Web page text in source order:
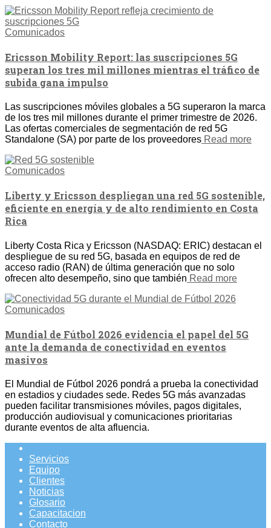
Comunicados
Ericsson Mobility Report: las suscripciones 5G
superan los tres mil millones mientras el tráfico de
subida gana impulso
Las suscripciones móviles globales a 5G superaron la marca
de los tres mil millones durante el primer trimestre de 2026.
Las ofertas comerciales de segmentación de red 5G
Standalone (SA) por parte de los proveedores Read more
Comunicados
Liberty y Ericsson despliegan una red 5G sostenible,
eficiente en energía y de alto rendimiento en Costa
Rica
Liberty Costa Rica y Ericsson (NASDAQ: ERIC) destacan el
despliegue de su red 5G, basada en equipos de red de
acceso radio (RAN) de última generación que no solo
ofrecen alto desempeño, sino que también Read more
Comunicados
Mundial de Fútbol 2026 evidencia el papel del 5G
ante la demanda de conectividad en eventos
masivos
El Mundial de Fútbol 2026 pondrá a prueba la conectividad
en estadios y ciudades sede. Redes 5G más avanzadas
pueden facilitar transmisiones móviles, pagos digitales,
producción audiovisual y comunicaciones prioritarias
durante eventos de alta afluencia.
Servicios
Equipo
Clientes
Noticias
Glosario
Capacitacion
Contacto